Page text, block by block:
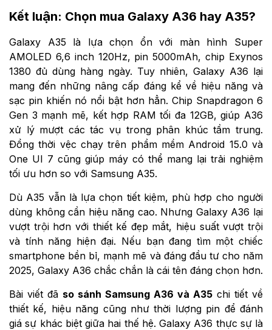
Kết luận: Chọn mua Galaxy A36 hay A35?
Galaxy A35 là lựa chọn ổn với màn hình Super
AMOLED 6,6 inch 120Hz, pin 5000mAh, chip Exynos
1380 đủ dùng hàng ngày. Tuy nhiên, Galaxy A36 lại
mang đến những nâng cấp đáng kể về hiệu năng và
sạc pin khiến nó nổi bật hơn hẳn. Chip Snapdragon 6
Gen 3 mạnh mẽ, kết hợp RAM tối đa 12GB, giúp A36
xử lý mượt các tác vụ trong phân khúc tầm trung.
Đồng thời vệc chạy trên phầm mềm Android 15.0 và
One UI 7 cũng giúp máy có thể mang lại trải nghiệm
tối ưu hơn so với Samsung A35.
Dù A35 vẫn là lựa chọn tiết kiệm, phù hợp cho người
dùng không cần hiệu năng cao. Nhưng Galaxy A36 lại
vượt trội hơn với thiết kế đẹp mắt, hiệu suất vượt trội
và tính năng hiện đại. Nếu bạn đang tìm một chiếc
smartphone bền bỉ, mạnh mẽ và đáng đầu tư cho năm
2025, Galaxy A36 chắc chắn là cái tên đáng chọn hơn.
Bài viết đã so sánh Samsung A36 và A35 chi tiết về
thiết kế, hiệu năng cũng như thời lượng pin để đánh
giá sự khác biệt giữa hai thế hệ. Galaxy A36 thực sự là